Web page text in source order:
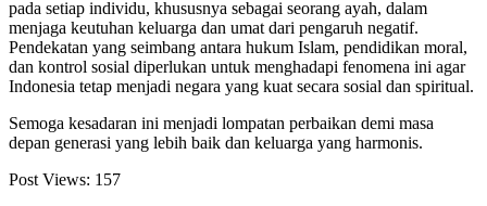
pada setiap individu, khususnya sebagai seorang ayah, dalam
menjaga keutuhan keluarga dan umat dari pengaruh negatif.
Pendekatan yang seimbang antara hukum Islam, pendidikan moral,
dan kontrol sosial diperlukan untuk menghadapi fenomena ini agar
Indonesia tetap menjadi negara yang kuat secara sosial dan spiritual.
Semoga kesadaran ini menjadi lompatan perbaikan demi masa
depan generasi yang lebih baik dan keluarga yang harmonis.
Post Views: 157